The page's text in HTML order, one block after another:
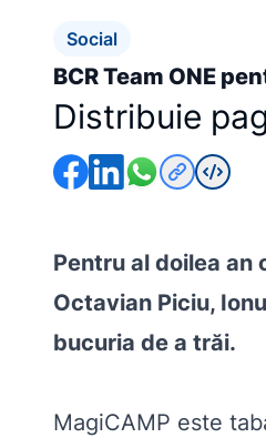
Social
BCR Team ONE
Distribuie
Pentru al doilea an
Octavian Piciu,
bucuria de a trăi.
MagiCAMP este